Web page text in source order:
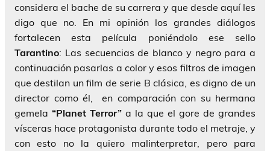
considera el bache de su carrera y que desde aquí les
digo que no. En mi opinión los grandes diálogos
fortalecen esta película poniéndolo ese sello
Tarantino: Las secuencias de blanco y negro para a
continuación pasarlas a color y esos filtros de imagen
que destilan un film de serie B clásica, es digno de un
director como él, en comparación con su hermana
gemela “Planet Terror” a la que el gore de grandes
vísceras hace protagonista durante todo el metraje, y
con esto no la quiero malinterpretar, pero para